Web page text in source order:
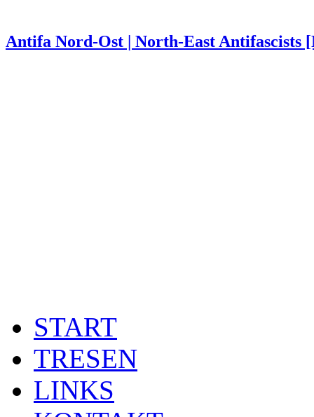
Antifa Nord-Ost | North-East Antifascists
START
TRESEN
LINKS